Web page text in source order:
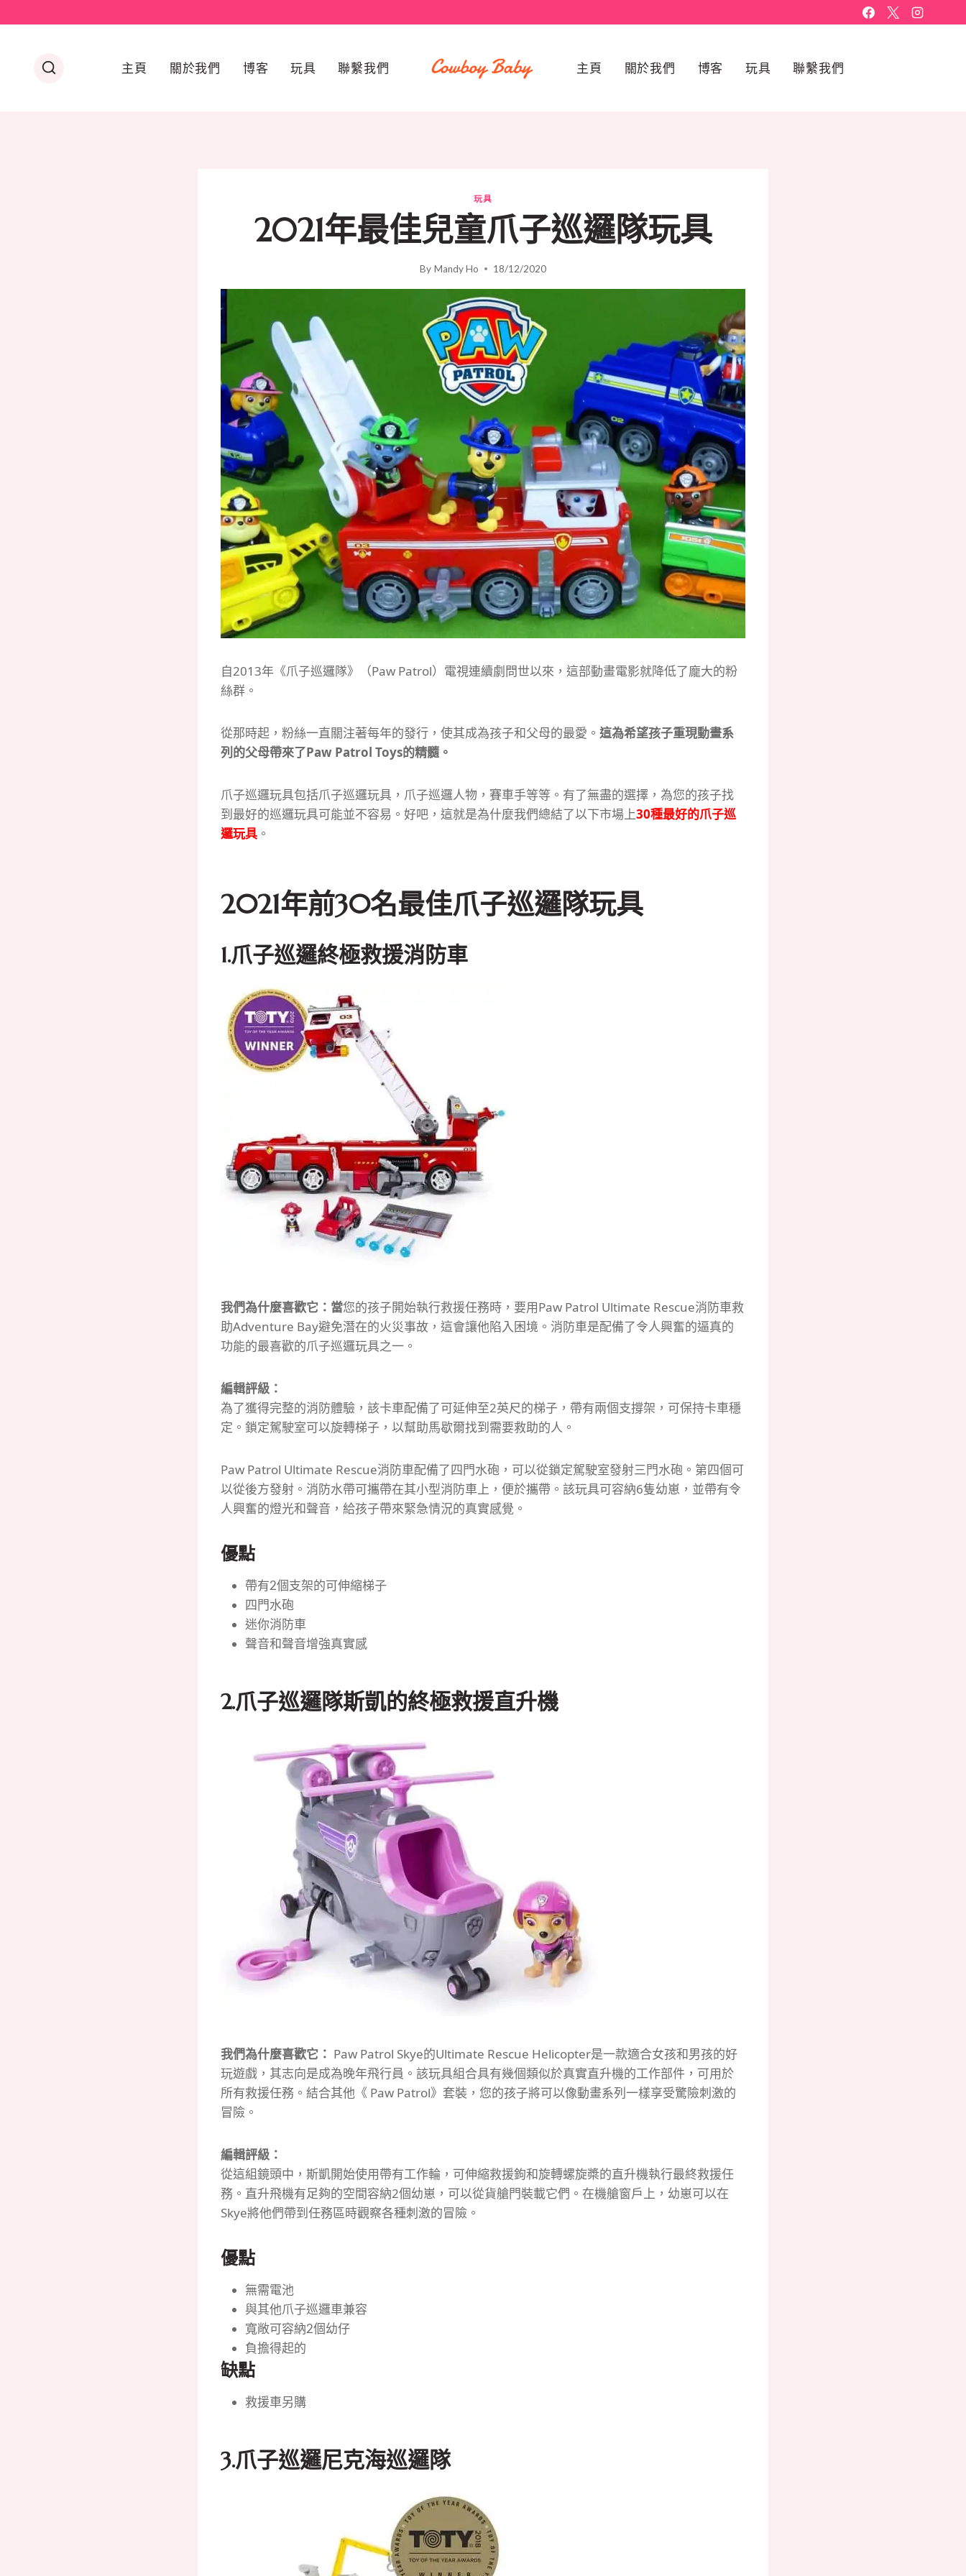
to
主頁 關於我們 博客 玩具 聯繫我們 主頁 關於我們 博客 玩具 聯繫我們
玩具
2021年最佳兒童爪子巡邏隊玩具
By Mandy Ho 18/12/2020
自2013年《爪子巡邏隊》（Paw Patrol）電視連續劇問世以來，這部動畫電影就降低了龐大的粉
絲群。
從那時起，粉絲一直關注著每年的發行，使其成為孩子和父母的最愛。 這為希望孩子重現動畫系
列的父母帶來了Paw Patrol Toys的精髓。
爪子巡邏玩具包括爪子巡邏玩具，爪子巡邏人物，賽車手等等。 有了無盡的選擇，為您的孩子找
到最好的巡邏玩具可能並不容易。 好吧，這就是為什麼我們總結了以下市場上30種最好的爪子巡
邏玩具 。
2021年前30名最佳爪子巡邏隊玩具
1.爪子巡邏終極救援消防車
我們為什麼喜歡它：當您的孩子開始執行救援任務時，要用Paw Patrol Ultimate Rescue消防車救
助Adventure Bay避免潛在的火災事故，這會讓他陷入困境。 消防車是配備了令人興奮的逼真的
功能的最喜歡的爪子巡邏玩具之一。
編輯評級：
為了獲得完整的消防體驗，該卡車配備了可延伸至2英尺的梯子，帶有兩個支撐架，可保持卡車穩
定。 鎖定駕駛室可以旋轉梯子，以幫助馬歇爾找到需要救助的人。
Paw Patrol Ultimate Rescue消防車配備了四門水砲，可以從鎖定駕駛室發射三門水砲。 第四個可
以從後方發射。 消防水帶可攜帶在其小型消防車上，便於攜帶。 該玩具可容納6隻幼崽，並帶有令
人興奮的燈光和聲音，給孩子帶來緊急情況的真實感覺。
優點
帶有2個支架的可伸縮梯子
四門水砲
迷你消防車
聲音和聲音增強真實感
2.爪子巡邏隊斯凱的終極救援直升機
我們為什麼喜歡它： Paw Patrol Skye的Ultimate Rescue Helicopter是一款適合女孩和男孩的好
玩遊戲，其志向是成為晚年飛行員。 該玩具組合具有幾個類似於真實直升機的工作部件，可用於
所有救援任務。 結合其他《 Paw Patrol》套裝，您的孩子將可以像動畫系列一樣享受驚險刺激的
冒險。
編輯評級：
從這組鏡頭中，斯凱開始使用帶有工作輪，可伸縮救援鉤和旋轉螺旋槳的直升機執行最終救援任
務。 直升飛機有足夠的空間容納2個幼崽，可以從貨艙門裝載它們。 在機艙窗戶上，幼崽可以在
Skye將他們帶到任務區時觀察各種刺激的冒險。
優點
無需電池
與其他爪子巡邏車兼容
寬敞可容納2個幼仔
負擔得起的
缺點
救援車另購
3.爪子巡邏尼克海巡邏隊